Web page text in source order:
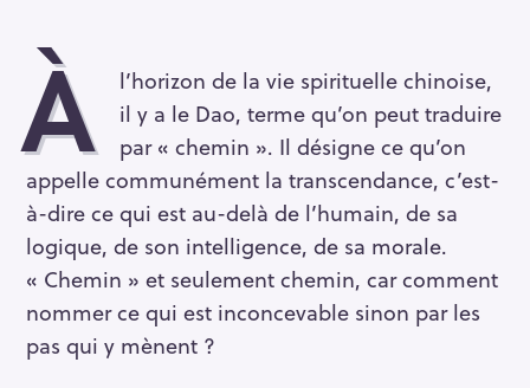
À
l’horizon de la vie spirituelle chinoise,
il y a le Dao, terme qu’on peut traduire
par « chemin ». Il désigne ce qu’on
appelle communément la transcendance, c’est-
à-dire ce qui est au-delà de l’humain, de sa
logique, de son intelligence, de sa morale.
« Chemin » et seulement chemin, car comment
nommer ce qui est inconcevable sinon par les
pas qui y mènent ?